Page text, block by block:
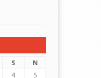
S
N
4
5